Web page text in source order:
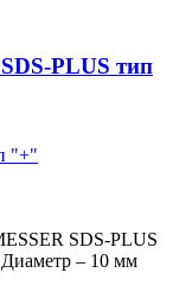
PLUS тип
"+"
SDS-PLUS
– 10 мм